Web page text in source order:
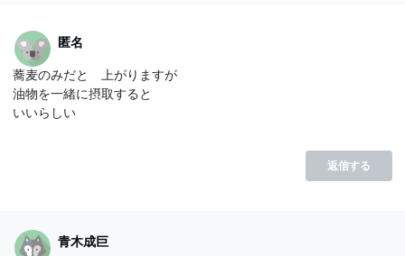
匿名
蕎麦のみだと 上がりますが
油物を一緒に摂取すると
いいらしい
返信する
青木成巨